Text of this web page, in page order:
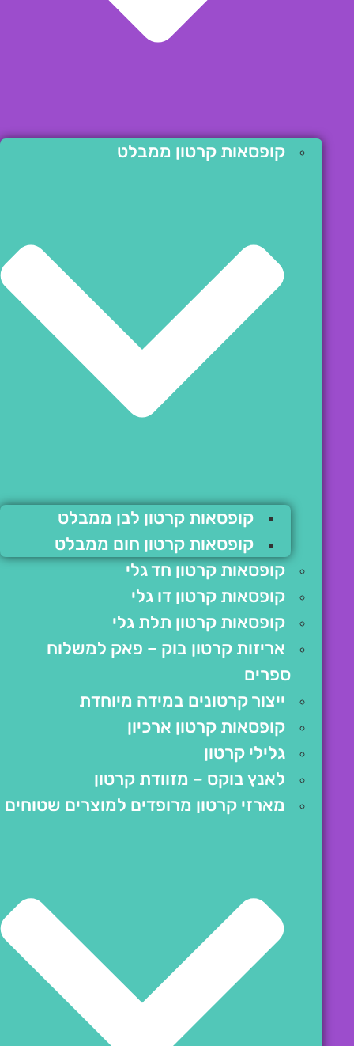
קופסאות קרטון ממבלט
קופסאות קרטון לבן ממבלט
קופסאות קרטון חום ממבלט
קופסאות קרטון חד גלי
קופסאות קרטון דו גלי
קופסאות קרטון תלת גלי
אריזות קרטון בוק – פאק למשלוח
ספרים
ייצור קרטונים במידה מיוחדת
קופסאות קרטון ארכיון
גלילי קרטון
לאנץ בוקס – מזוודת קרטון
מארזי קרטון מרופדים למוצרים שטוחים